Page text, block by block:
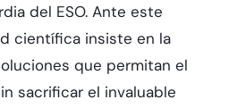
del ESO. Ante este
científica insiste en la
que permitan el
sacrificar el invaluable